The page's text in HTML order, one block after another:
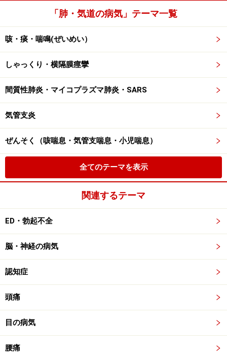
「肺・気道の病気」テーマ一覧
咳・痰・喘鳴(ぜいめい）
しゃっくり・横隔膜痙攣
間質性肺炎・マイコプラズマ肺炎・SARS
気管支炎
ぜんそく（咳喘息・気管支喘息・小児喘息）
全てのテーマを表示
関連するテーマ
ED・勃起不全
脳・神経の病気
認知症
頭痛
目の病気
腰痛